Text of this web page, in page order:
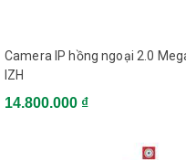
Alarms
Camera IP hồng ngoại 2.0
IZH
14.800.000 ₫